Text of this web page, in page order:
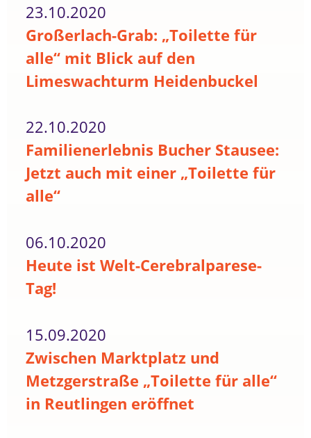
23.10.2020
Großerlach-Grab: „Toilette für
alle“ mit Blick auf den
Limeswachturm Heidenbuckel
22.10.2020
Familienerlebnis Bucher Stausee:
Jetzt auch mit einer „Toilette für
alle“
06.10.2020
Heute ist Welt-Cerebralparese-
Tag!
15.09.2020
Zwischen Marktplatz und
Metzgerstraße „Toilette für alle“
in Reutlingen eröffnet